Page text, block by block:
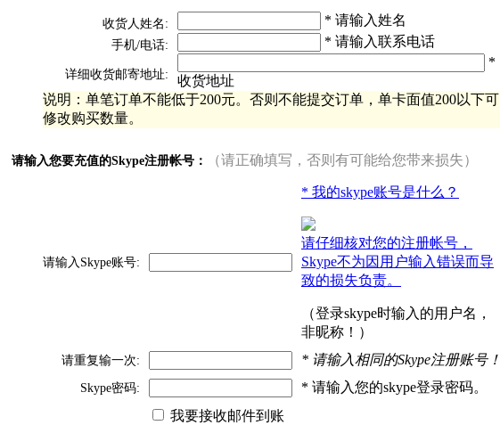
收货人姓名: * 请输入姓名
手机/电话: * 请输入联系电话
详细收货邮寄地址:
*
收货地址
说明：单笔订单不能低于200元。否则不能提交订单，单卡面值200以下可
修改购买数量。
请输入您要充值的Skype注册帐号： （请正确填写，否则有可能给您带来损失）
请输入Skype账号:
* 我的skype账号是什么？
请仔细核对您的注册帐号，
Skype不为因用户输入错误而导
致的损失负责。
（登录skype时输入的用户名，
非昵称！）
请重复输一次: * 请输入相同的Skype注册账号！
Skype密码:
* 请输入您的skype登录密码。
我要接收邮件到账